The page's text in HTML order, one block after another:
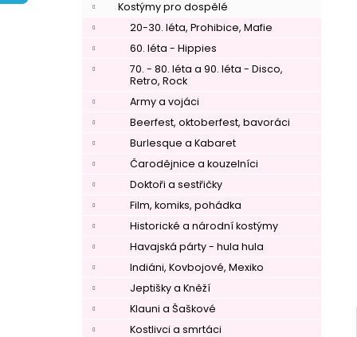
Kostýmy pro dospělé
20-30. léta, Prohibice, Mafie
60. léta - Hippies
70. - 80. léta a 90. léta - Disco,
Retro, Rock
Army a vojáci
Beerfest, oktoberfest, bavoráci
Burlesque a Kabaret
Čarodějnice a kouzelníci
Doktoři a sestřičky
Film, komiks, pohádka
Historické a národní kostýmy
Havajská párty - hula hula
Indiáni, Kovbojové, Mexiko
Jeptišky a Kněží
Klauni a Šaškové
Kostlivci a smrtáci